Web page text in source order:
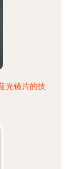
光镜片的技